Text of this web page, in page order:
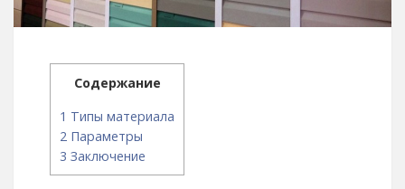
Содержание
1 Типы материала
2 Параметры
3 Заключение